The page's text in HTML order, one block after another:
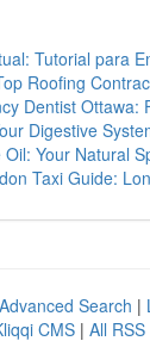
Tutorial para
Roofing
Dentist Ottawa:
Digestive
Oil: Your Natural
Taxi Guide:
Advanced Search |
CMS | All